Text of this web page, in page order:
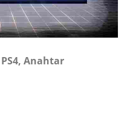
PS4, Anahtar